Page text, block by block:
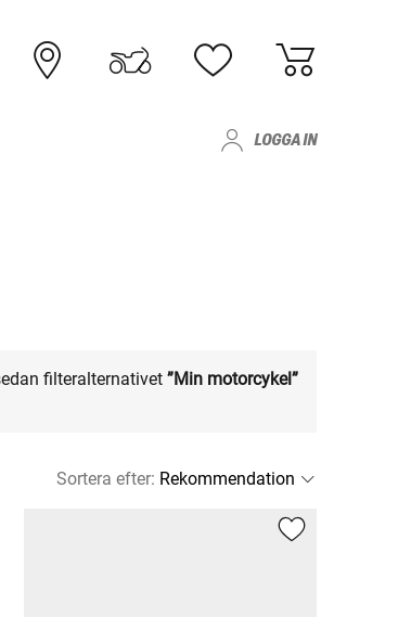
LOGGA IN
filteralternativet ”Min motorcykel”
Sortera efter: